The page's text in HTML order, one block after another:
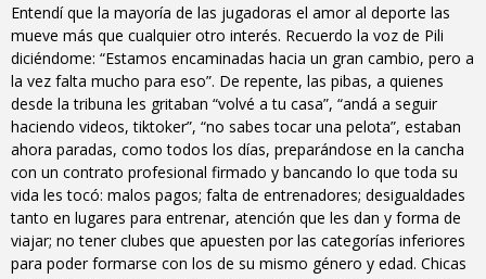
Entendí que la mayoría de las jugadoras el amor al deporte las
mueve más que cualquier otro interés. Recuerdo la voz de Pili
diciéndome: “Estamos encaminadas hacia un gran cambio, pero a
la vez falta mucho para eso”. De repente, las pibas, a quienes
desde la tribuna les gritaban “volvé a tu casa”, “andá a seguir
haciendo videos, tiktoker”, “no sabes tocar una pelota”, estaban
ahora paradas, como todos los días, preparándose en la cancha
con un contrato profesional firmado y bancando lo que toda su
vida les tocó: malos pagos; falta de entrenadores; desigualdades
tanto en lugares para entrenar, atención que les dan y forma de
viajar; no tener clubes que apuesten por las categorías inferiores
para poder formarse con los de su mismo género y edad. Chicas